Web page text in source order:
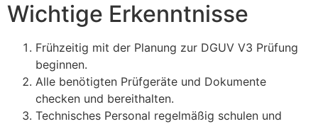
Wichtige Erkenntnisse
Frühzeitig mit der Planung zur DGUV V3 Prüfung
beginnen.
Alle benötigten Prüfgeräte und Dokumente
checken und bereithalten.
Technisches Personal regelmäßig schulen und